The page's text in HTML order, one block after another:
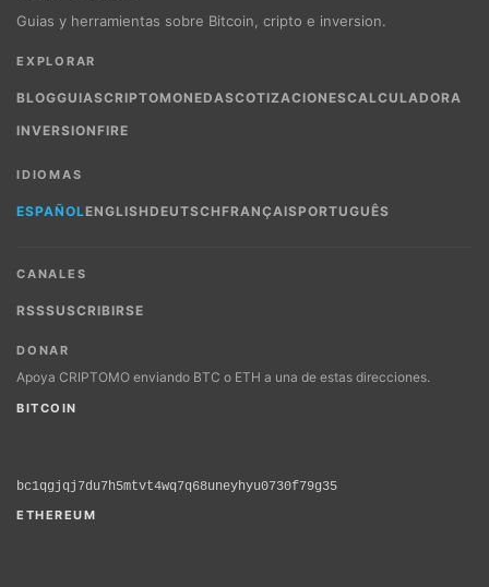
Guias y herramientas sobre Bitcoin, cripto e inversion.
EXPLORAR
BLOGGUIASCRIPTOMONEDASCOTIZACIONESCALCULADORA
INVERSIONFIRE
IDIOMAS
ESPAÑOLENGLISHDEUTSCHFRANÇAISPORTUGUÊS
CANALES
RSSSUSCRIBIRSE
DONAR
Apoya CRIPTOMO enviando BTC o ETH a una de estas direcciones.
BITCOIN
bc1qgjqj7du7h5mtvt4wq7q68uneyhyu0730f79g35
ETHEREUM